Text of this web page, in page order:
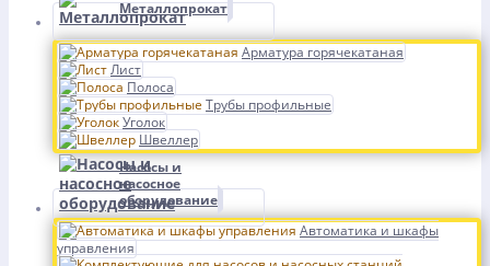
Металлопрокат
Арматура горячекатаная
Лист
Полоса
Трубы профильные
Уголок
Швеллер
Насосы и
насосное
оборудование
Автоматика и шкафы
управления